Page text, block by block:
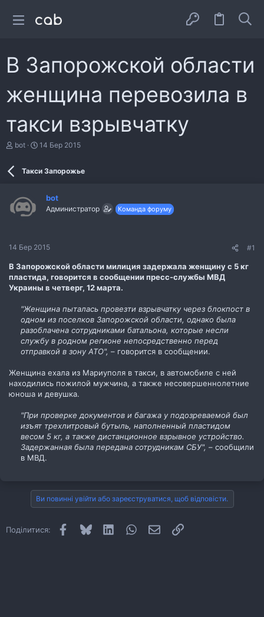
В Запорожской области
женщина перевозила в
такси взрывчатку
А
е
м
bot
Д
а
н
14 Бер 2015
Такси Запорожье
bot
Администратор Команда форуму
14 Бер 2015 #1
В Запорожской области милиция задержала женщину с 5 кг
пластида, говорится в сообщении пресс-службы МВД
Украины в четверг, 12 марта.
"Женщина пыталась провезти взрывчатку через блокпост в
одном из поселков Запорожской области, однако была
разоблачена сотрудниками батальона, которые несли
службу в родном регионе непосредственно перед
отправкой в зону АТО", – говорится в сообщении.​
Женщина ехала из Мариуполя в такси, в автомобиле с ней
находились пожилой мужчина, а также несовершеннолетние
юноша и девушка.
"При проверке документов и багажа у подозреваемой был
изъят трехлитровый бутыль, наполненный пластидом
весом 5 кг, а также дистанционное взрывное устройство.
Задержанная была передана сотрудникам СБУ", – сообщили
в МВД.​
Ви повинні увійти або зареєструватися, щоб відповісти.
Поділитися: Facebook
Bluesky LinkedInWhatsApp
E-mailПосилання